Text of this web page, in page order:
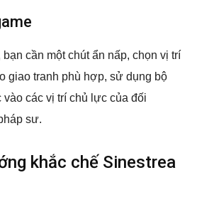
cần một chút ẩn nấp, chọn vị trí
giao tranh phù hợp, sử dụng bộ
các vị trí chủ lực của đối
sư.
khắc chế Sinestrea